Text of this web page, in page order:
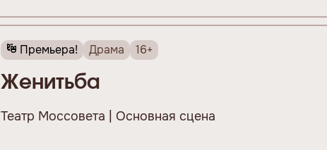
Премьера! Драма 16+
Женитьба
Театр Моссовета | Основная сцена